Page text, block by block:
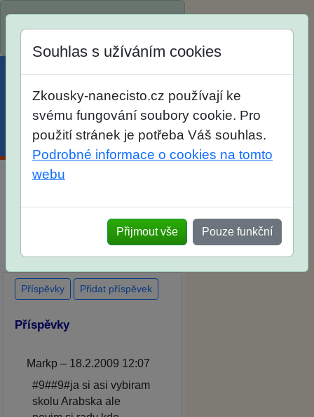
Menu Účet Košík
po skutečných přijímacích
zkouškách
Souhlas s užíváním cookies
Zkousky-nanecisto.cz používají ke
svému fungování soubory cookie. Pro
použití stránek je potřeba Váš souhlas.
Podrobné informace o cookies na tomto
webu
Přijmout vše Pouze funkční
Příspěvky Přidat příspěvek
Příspěvky
Markp – 18.2.2009 12:07
#9##9#ja si asi vybiram
skolu Arabska ale